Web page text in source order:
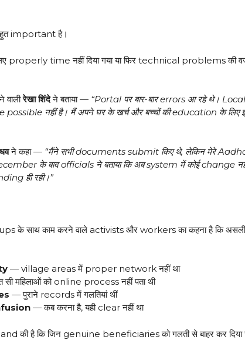
important है।
properly time नहीं दिया गया या फिर technical problems की
वालीरेखा शिंदेने बताया — “Portal पर बार-बार errors आ रहे थे।
नहीं है। मैं अपने घर के खर्च और बच्चों की education के लिए
ने कहा — “मैंने सभी documents submit किए थे, लेकिन मेरे
के बाद officials ने बताया कि अब system में कोई change
ही रही।”
के साथ काम करने वाले activists और workers का कहना है कि
— village areas में proper network नहीं था
महिलाओं को online process नहीं पता थी
— पुराने records में गलतियां थीं
— कब करना है, यही clear नहीं था
है कि जिन genuine beneficiaries को गलती से बाहर कर दिया